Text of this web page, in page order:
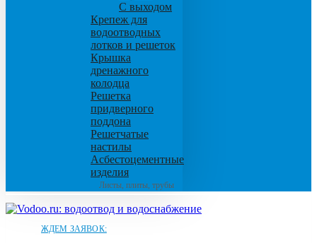
С выходом
Крепеж для
водоотводных
лотков и решеток
Крышка
дренажного
колодца
Решетка
придверного
поддона
Решетчатые
настилы
Асбестоцементные
изделия
Листы, плиты, трубы
ЖДЕМ ЗАЯВОК: